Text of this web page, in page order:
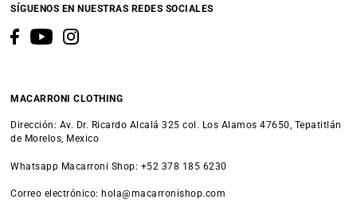
SÍGUENOS EN NUESTRAS REDES SOCIALES
MACARRONI CLOTHING
Dirección: Av. Dr. Ricardo Alcalá 325 col. Los Alamos 47650, Tepatitlán
de Morelos, Mexico
Whatsapp Macarroni Shop: +52 378 185 6230
Correo electrónico: hola@macarronishop.com